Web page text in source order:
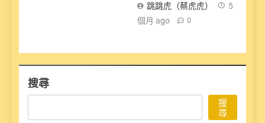
跳跳虎（蔡虎虎）
5
個月 ago
0
搜尋
搜
尋